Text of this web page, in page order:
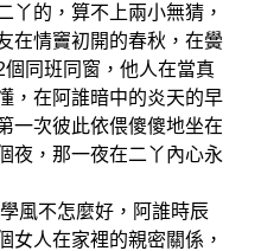
丫的，算不上兩小無猜，
在情竇初開的春秋，在黌
同班同窗，他人在當真
，在阿誰暗中的炎天的早
一次彼此依偎傻傻地坐在
夜，那一夜在二丫內心永
不怎麼好，阿誰時辰
女人在家裡的親密關係，